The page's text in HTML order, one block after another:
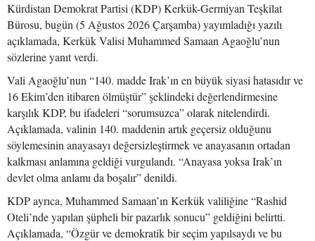
Kürdistan Demokrat Partisi (KDP) Kerkük-Germiyan Teşkilat
Bürosu, bugün (5 Ağustos 2026 Çarşamba) yayımladığı yazılı
açıklamada, Kerkük Valisi Muhammed Samaan Agaoğlu’nun
sözlerine yanıt verdi.
Vali Agaoğlu’nun “140. madde Irak’ın en büyük siyasi hatasıdır ve
16 Ekim’den itibaren ölmüştür” şeklindeki değerlendirmesine
karşılık KDP, bu ifadeleri “sorumsuzca” olarak nitelendirdi.
Açıklamada, valinin 140. maddenin artık geçersiz olduğunu
söylemesinin anayasayı değersizleştirmek ve anayasanın ortadan
kalkması anlamına geldiği vurgulandı. “Anayasa yoksa Irak’ın
devlet olma anlamı da boşalır” denildi.
KDP ayrıca, Muhammed Samaan’ın Kerkük valiliğine “Rashid
Oteli’nde yapılan şüpheli bir pazarlık sonucu” geldiğini belirtti.
Açıklamada, “Özgür ve demokratik bir seçim yapılsaydı ve bu